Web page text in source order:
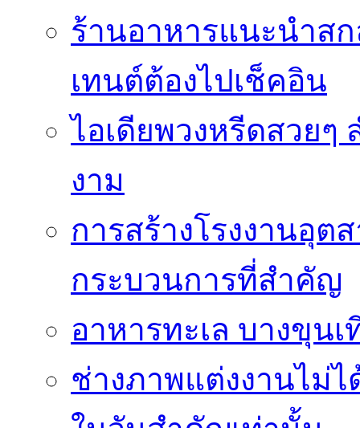
ร้านอาหารแนะนำส
เทนต์ต้องไปเช็คอิน
ไอเดียพวงหรีดสวยๆ
งาม
การสร้างโรงงานอุต
กระบวนการที่สำคัญ
อาหารทะเล บางขุน
ช่างภาพแต่งงานไม่